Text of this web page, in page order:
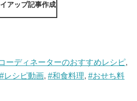
アップ記事作成
ーディネーターのおすすめレシピ,
#レシピ動画, #和食料理, #おせち料